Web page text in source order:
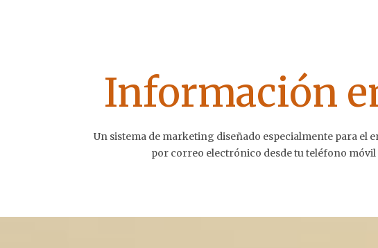
Información
Un sistema de marketing diseñado especialmente para
por correo electrónico desde tu teléfono móvil